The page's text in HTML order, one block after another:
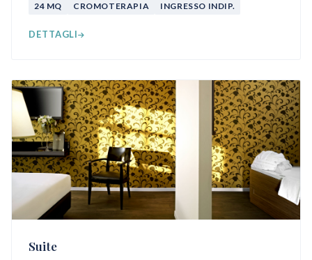
24 MQ CROMOTERAPIA INGRESSO INDIP.
DETTAGLI
Suite